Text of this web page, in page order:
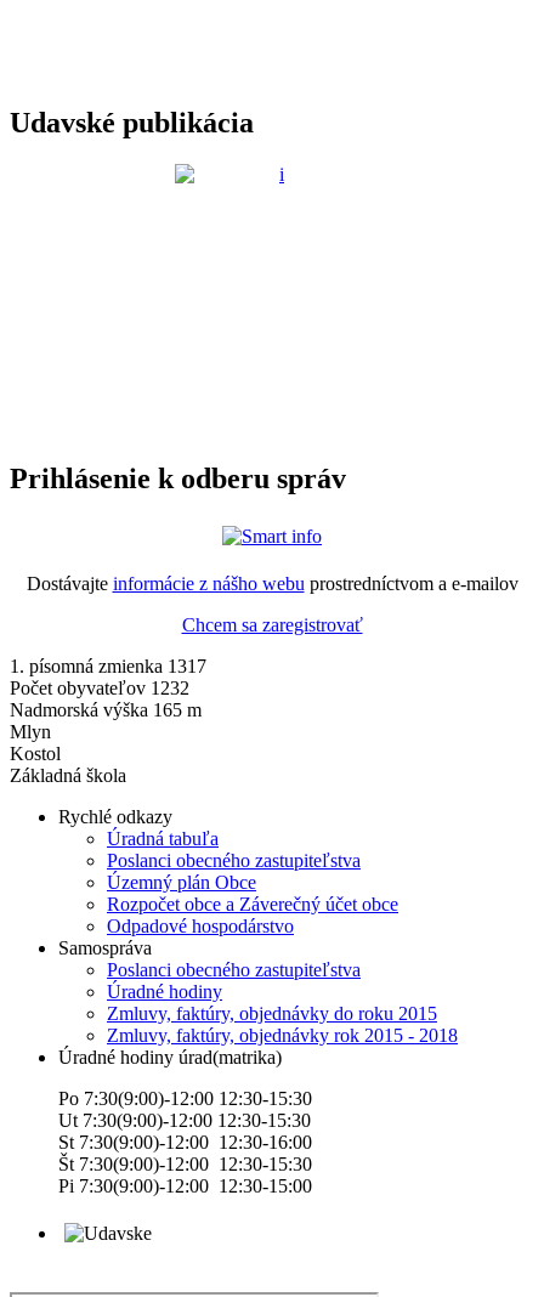
Udavské publikácia
Prihlásenie k odberu správ
Dostávajte informácie z nášho webu prostredníctvom a e-mailov
Chcem sa zaregistrovať
1. písomná zmienka 1317
Počet obyvateľov 1232
Nadmorská výška 165 m
Mlyn
Kostol
Základná škola
Rychlé odkazy
Úradná tabuľa
Poslanci obecného zastupiteľstva
Územný plán Obce
Rozpočet obce a Záverečný účet obce
Odpadové hospodárstvo
Samospráva
Poslanci obecného zastupiteľstva
Úradné hodiny
Zmluvy, faktúry, objednávky do roku 2015
Zmluvy, faktúry, objednávky rok 2015 - 2018
Úradné hodiny úrad(matrika)
Po 7:30(9:00)-12:00 12:30-15:30
Ut 7:30(9:00)-12:00 12:30-15:30
St 7:30(9:00)-12:00 12:30-16:00
Št 7:30(9:00)-12:00 12:30-15:30
Pi 7:30(9:00)-12:00 12:30-15:00